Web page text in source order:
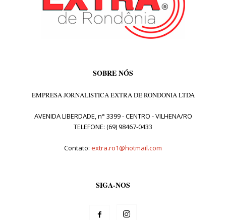
SOBRE NÓS
EMPRESA JORNALISTICA EXTRA DE RONDONIA LTDA
AVENIDA LIBERDADE, n° 3399 - CENTRO - VILHENA/RO
TELEFONE: (69) 98467-0433
Contato: extra.ro1@hotmail.com
SIGA-NOS